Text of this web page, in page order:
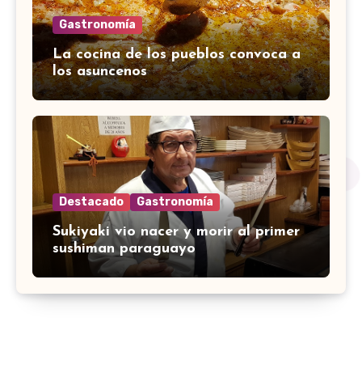
Gastronomía
La cocina de los pueblos convoca a
los asuncenos
Destacado Gastronomía
Sukiyaki vio nacer y morir al primer
sushiman paraguayo